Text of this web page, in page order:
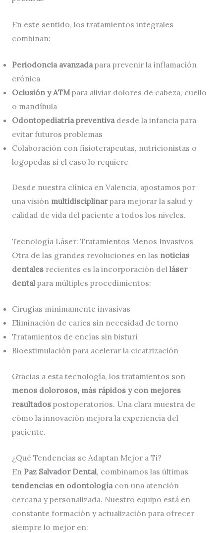
En este sentido, los tratamientos integrales
combinan:
Periodoncia avanzadapara prevenir la inflamación
crónica
Oclusión y ATMpara aliviar dolores de cabeza, cuello
o mandíbula
Odontopediatría preventivadesde la infancia para
evitar futuros problemas
Colaboración con fisioterapeutas, nutricionistas o
logopedas si el caso lo requiere
Desde nuestra clínica en Valencia, apostamos por
una visión multidisciplinarpara mejorar la salud y
calidad de vida del paciente a todos los niveles.
Tecnología Láser: Tratamientos Menos Invasivos
Otra de las grandes revoluciones en las noticias
dentalesrecientes es la incorporación del láser
dentalpara múltiples procedimientos:
Cirugías mínimamente invasivas
Eliminación de caries sin necesidad de torno
Tratamientos de encías sin bisturí
Bioestimulación para acelerar la cicatrización
Gracias a esta tecnología, los tratamientos son
menos dolorosos, más rápidos y con mejores
resultadospostoperatorios. Una clara muestra de
cómo la innovación mejora la experiencia del
paciente.
¿Qué Tendencias se Adaptan Mejor a Ti?
En Paz Salvador Dental, combinamos las últimas
tendencias en odontologíacon una atención
cercana y personalizada. Nuestro equipo está en
constante formación y actualización para ofrecer
siempre lo mejor en: